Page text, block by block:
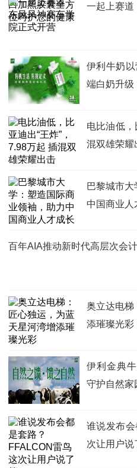
一起上赛道
伊利牛奶
端白奶升级
电比油低，
混双雄荣耀
巴黎城市
中国商业人
百年AIA推动新时代高层次会
奥立达电梯
添璀璨光彩
伊利金典
守护自然家
谁说发布
次让用户说